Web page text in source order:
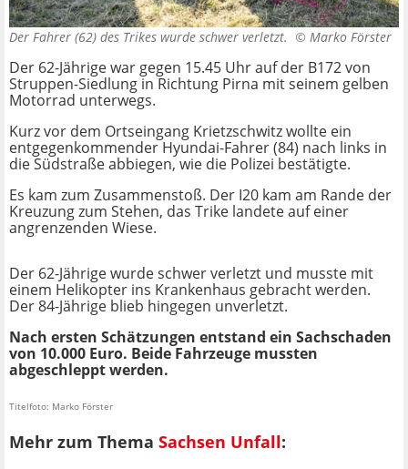
Der Fahrer (62) des Trikes wurde schwer verletzt. © Marko Förster
Der 62-Jährige war gegen 15.45 Uhr auf der B172 von
Struppen-Siedlung in Richtung Pirna mit seinem gelben
Motorrad unterwegs.
Kurz vor dem Ortseingang Krietzschwitz wollte ein
entgegenkommender Hyundai-Fahrer (84) nach links in
die Südstraße abbiegen, wie die Polizei bestätigte.
Es kam zum Zusammenstoß. Der I20 kam am Rande der
Kreuzung zum Stehen, das Trike landete auf einer
angrenzenden Wiese.
Der 62-Jährige wurde schwer verletzt und musste mit
einem Helikopter ins Krankenhaus gebracht werden.
Der 84-Jährige blieb hingegen unverletzt.
Nach ersten Schätzungen entstand ein Sachschaden
von 10.000 Euro. Beide Fahrzeuge mussten
abgeschleppt werden.
Titelfoto: Marko Förster
Mehr zum Thema Sachsen Unfall: